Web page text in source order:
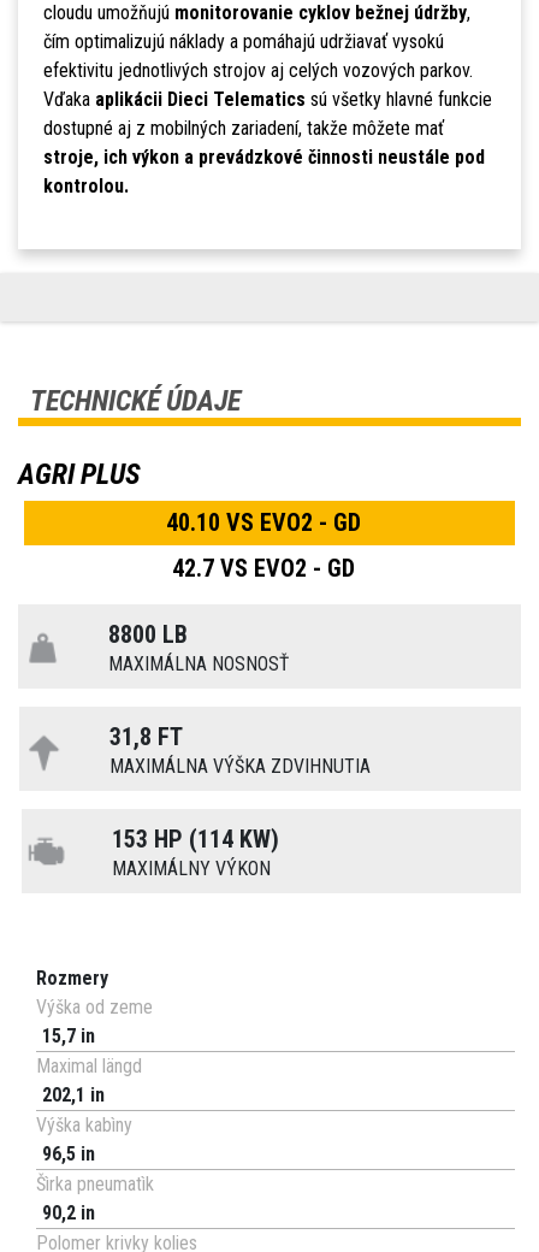
cloudu umožňujú monitorovanie cyklov bežnej údržby,
čím optimalizujú náklady a pomáhajú udržiavať vysokú
efektivitu jednotlivých strojov aj celých vozových parkov.
Vďaka aplikácii Dieci Telematics sú všetky hlavné funkcie
dostupné aj z mobilných zariadení, takže môžete mať
stroje, ich výkon a prevádzkové činnosti neustále pod
kontrolou.
TECHNICKÉ ÚDAJE
AGRI PLUS
40.10 VS EVO2 - GD
42.7 VS EVO2 - GD
8800 LB
MAXIMÁLNA NOSNOSŤ
31,8 FT
MAXIMÁLNA VÝŠKA ZDVIHNUTIA
153 HP (114 KW)
MAXIMÁLNY VÝKON
Rozmery
Výška od zeme
15,7 in
Maximal längd
202,1 in
Výška kabìny
96,5 in
Šìrka pneumatìk
90,2 in
Polomer krivky kolies